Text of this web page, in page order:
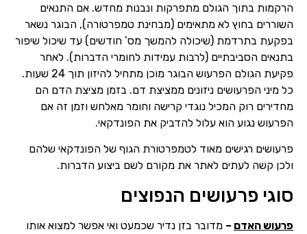
הרקמות בתוך הגולם מתפרקות ונבנות מחדש. אם התנאים
השוררים בחוץ לא מתאימים (מבחינת טמפרטורה), הבוגר נשאר
בפקעת בתרדמת (שיכולה להמשך מס’ חודשים) עד שיכול שיפור
בתנאים הסביבתיים (לרבות עמידות לחומרי הדברות). לאחר
פקיעת הגולם הפרעוש הבוגר מוכן מתחיל להיזון תוך 24 שעות.
כל מיני הפרעושים ניזונים ממציצת דם. בזמן מציצת הדם הם
מחדירים רוק המכיל נוגדי קרישה וחומר מאלחש וזמן זה אם
הפרעוש נגוע הוא עלול להדביק את הפונדקאי.
פרעושים רגישים מאוד לטמפרטורת הגוף של הפונדקאי שלהם
ולכן קשה לעתים לאתר את מקורם לשם ביצוע הדברות.
סוגי פרעושים הנפוצים
פרעוש האדם – מדובר בזן נדיר שכמעט ואי אפשר למצוא אותו